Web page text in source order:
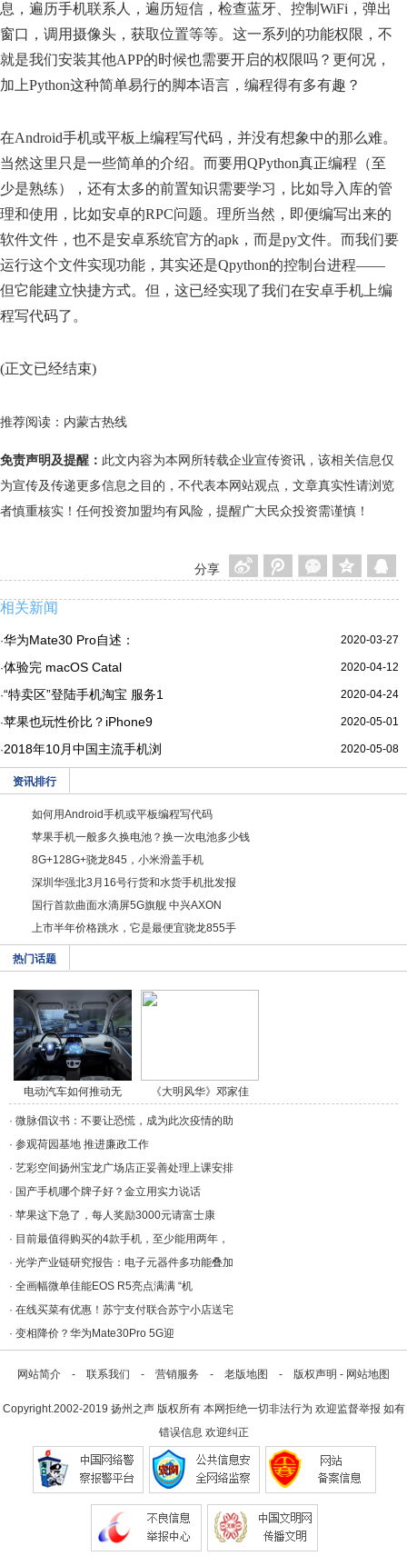
息，遍历手机联系人，遍历短信，检查蓝牙、控制WiFi，弹出
窗口，调用摄像头，获取位置等等。这一系列的功能权限，不
就是我们安装其他APP的时候也需要开启的权限吗？更何况，
加上Python这种简单易行的脚本语言，编程得有多有趣？
在Android手机或平板上编程写代码，并没有想象中的那么难。
当然这里只是一些简单的介绍。而要用QPython真正编程（至
少是熟练），还有太多的前置知识需要学习，比如导入库的管
理和使用，比如安卓的RPC问题。理所当然，即便编写出来的
软件文件，也不是安卓系统官方的apk，而是py文件。而我们要
运行这个文件实现功能，其实还是Qpython的控制台进程——
但它能建立快捷方式。但，这已经实现了我们在安卓手机上编
程写代码了。
(正文已经结束)
推荐阅读： 内蒙古热线
免责声明及提醒： 此文内容为本网所转载企业宣传资讯，该相关信息仅
为宣传及传递更多信息之目的，不代表本网站观点，文章真实性请浏览
者慎重核实！任何投资加盟均有风险，提醒广大民众投资需谨慎！
分享
相关新闻
2020-03-27
·华为Mate30 Pro自述：
2020-04-12
·体验完 macOS Catal
2020-04-24
·“特卖区”登陆手机淘宝 服务1
2020-05-01
·苹果也玩性价比？iPhone9
2020-05-08
·2018年10月中国主流手机浏
资讯排行
如何用Android手机或平板编程写代码
苹果手机一般多久换电池？换一次电池多少钱
8G+128G+骁龙845，小米滑盖手机
深圳华强北3月16号行货和水货手机批发报
国行首款曲面水滴屏5G旗舰 中兴AXON
上市半年价格跳水，它是最便宜骁龙855手
热门话题
电动汽车如何推动无
人/a>
《大明风华》邓家佳
饰/a>
· 微脉倡议书：不要让恐慌，成为此次疫情的助
· 参观荷园基地 推进廉政工作
· 艺彩空间扬州宝龙广场店正妥善处理上课安排
· 国产手机哪个牌子好？金立用实力说话
· 苹果这下急了，每人奖励3000元请富士康
· 目前最值得购买的4款手机，至少能用两年，
· 光学产业链研究报告：电子元器件多功能叠加
· 全画幅微单佳能EOS R5亮点满满 “机
· 在线买菜有优惠！苏宁支付联合苏宁小店送宅
· 变相降价？华为Mate30Pro 5G迎
网站简介 - 联系我们 - 营销服务 - 老版地图 - 版权声明 - 网站地图
Copyright.2002-2019 扬州之声版权所有 本网拒绝一切非法行为 欢迎监督举报 如有
错误信息 欢迎纠正